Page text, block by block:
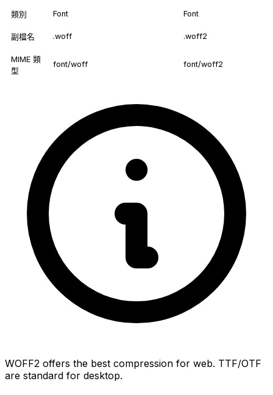
類別 Font Font
副檔名 .woff .woff2
MIME 類
型
font/woff font/woff2
WOFF2 offers the best compression for web. TTF/OTF
are standard for desktop.